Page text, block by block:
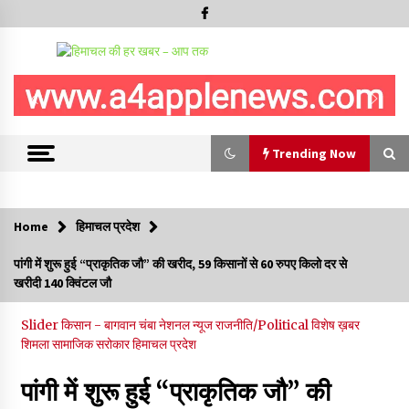
Trending Now
सुधीर शर्मा अपनी बोल-वाणी सुधारें, हिमाचली संस्कृति के अनुरूप करें भाषा का
प्रयोग- राजेश धर्माणी
हिमाचल सरकार मछुआरों को नावों और मछली पकड़ने के उपकरणों पर डे रही
70 से 90% तक सब्सिडी
08/08/2026
Home हिमाचल प्रदेश
पांगी में शुरू हुई “प्राकृतिक जौ” की खरीद, 59 किसानों से 60 रुपए किलो दर से
खरीदी 140 क्विंटल जौ
Sliderकिसान - बागवानचंबानेशनल न्यूजराजनीति/Politicalविशेष ख़बर
शिमलासामाजिक सरोकारहिमाचल प्रदेश
पांगी में शुरू हुई “प्राकृतिक जौ” की